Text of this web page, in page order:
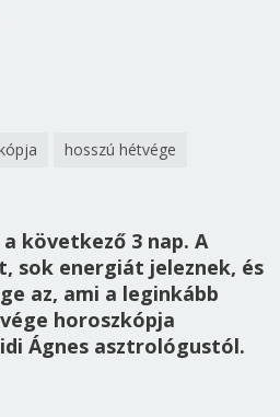
hosszú hétvége
következő 3 nap. A
sok energiát jeleznek, és
az, ami a leginkább
horoszkópja
Ágnes asztrológustól.